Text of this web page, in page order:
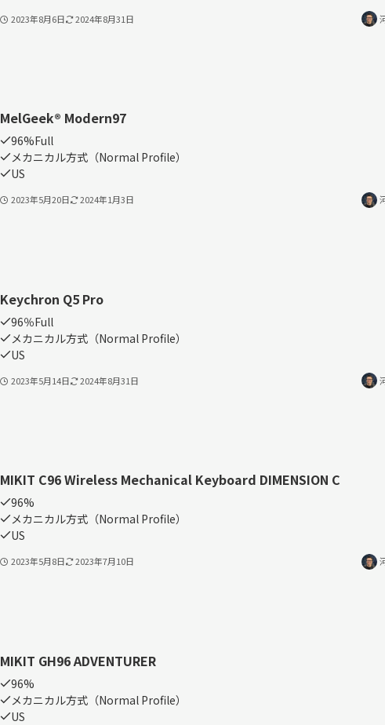
2023年8月6日 2024年8月31日
MelGeek®︎ Modern97
96%Full
メカニカル方式（Normal Profile）
US
2023年5月20日 2024年1月3日
Keychron Q5 Pro
96％Full
メカニカル方式（Normal Profile）
US
2023年5月14日 2024年8月31日
MIKIT C96 Wireless Mechanical Keyboard DIMENSION C
96%
メカニカル方式（Normal Profile）
US
2023年5月8日 2023年7月10日
MIKIT GH96 ADVENTURER
96%
メカニカル方式（Normal Profile）
US